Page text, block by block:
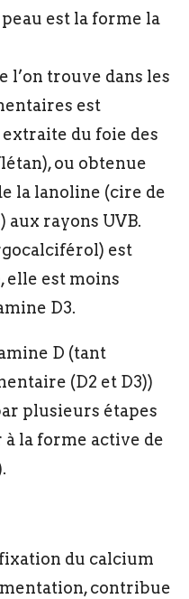
est la forme la
l’on trouve dans les
est
extraite du foie des
ou obtenue
la lanoline (cire de
aux rayons UVB.
est
, elle est moins
D3.
D (tant
(D2 et D3))
plusieurs étapes
la forme active de
du calcium
contribue